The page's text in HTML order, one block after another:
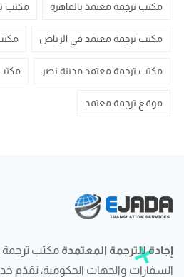
مكتب ترجمة معتمد بالقاهرة مكتب
مكتب ترجمة معتمد في الرياض
مكتب ترجمة معتمد مدينة نصر
موقع ترجمة معتمد
إجادة للترجمة المعتمدة مكتب ترجمة
السفارات والجهات الحكومية، نقدّم